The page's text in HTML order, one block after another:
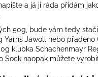
a já ji ráda přidám
50g, bude vám tedy
Yarns Jawoll nebo přadeno
klubka Schachenmayr
Sock naopak můžete